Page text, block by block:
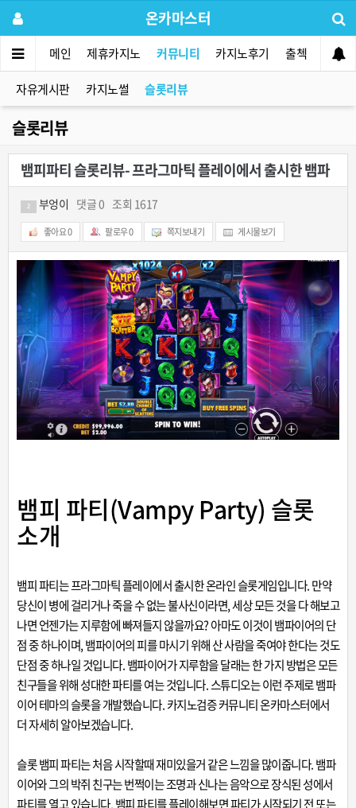
온카마스터
메인 제휴카지노 커뮤니티 카지노후기 출첵 먹튀
자유게시판 카지노썰 슬롯리뷰
슬롯리뷰
뱀피파티 슬롯리뷰- 프라그마틱 플레이에서 출시한 뱀파
이어테마의 슬롯 (Vampy Party)
2 부엉이 댓글 0 조회 1617
좋아요0 팔로우0 쪽지보내기 게시물보기
뱀피 파티(Vampy Party) 슬롯
소개
뱀피 파티는프라그마틱 플레이에서 출시한 온라인 슬롯게임입니다. 만약
당신이 병에 걸리거나 죽을 수 없는 불사신이라면, 세상 모든 것을 다 해보고
나면 언젠가는 지루함에 빠져들지 않을까요? 아마도 이것이 뱀파이어의 단
점 중 하나이며, 뱀파이어의 피를 마시기 위해 산 사람을 죽여야 한다는 것도
단점 중 하나일 것입니다. 뱀파이어가 지루함을 달래는 한 가지 방법은 모든
친구들을 위해 성대한 파티를 여는 것입니다. 스튜디오는 이런 주제로 뱀파
이어 테마의 슬롯을 개발했습니다.카지노검증 커뮤니티온카마스터에서
더 자세히 알아보겠습니다.
슬롯 뱀피 파티는 처음 시작할때 재미있을거 같은 느낌을 많이줍니다. 뱀파
이어와 그의 박쥐 친구는 번쩍이는 조명과 신나는 음악으로 장식된 성에서
파티를 열고 있습니다. 뱀피 파티를 플레이해보면 파티가 시작되기 전 또는